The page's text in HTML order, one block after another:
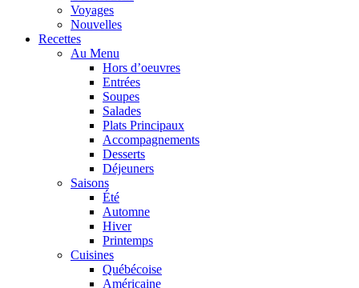
Voyages
Nouvelles
Recettes
Au Menu
Hors d’oeuvres
Entrées
Soupes
Salades
Plats Principaux
Accompagnements
Desserts
Déjeuners
Saisons
Été
Automne
Hiver
Printemps
Cuisines
Québécoise
Américaine